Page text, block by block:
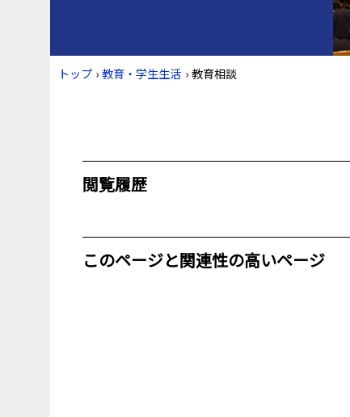
トップ › 教育・学生生活 › 教育相談
閲覧履歴
このページと関連性の高いページ